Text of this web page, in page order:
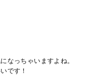
なっちゃいますよね。
です！